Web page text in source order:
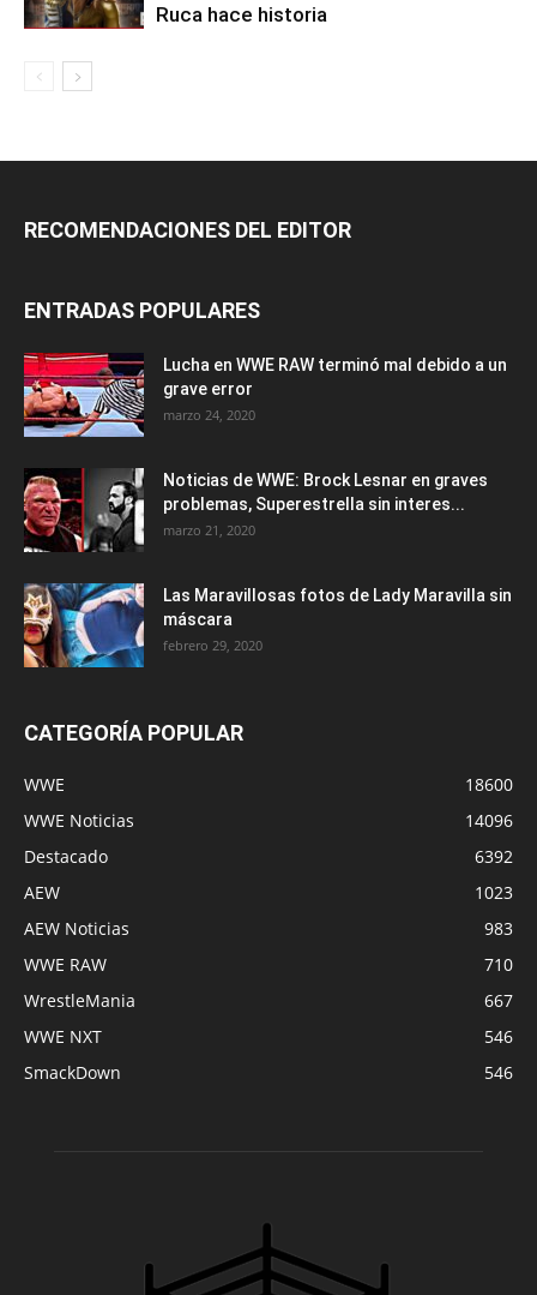
Ruca hace historia
RECOMENDACIONES DEL EDITOR
ENTRADAS POPULARES
Lucha en WWE RAW terminó mal debido a un
grave error
marzo 24, 2020
Noticias de WWE: Brock Lesnar en graves
problemas, Superestrella sin interes...
marzo 21, 2020
Las Maravillosas fotos de Lady Maravilla sin
máscara
febrero 29, 2020
CATEGORÍA POPULAR
WWE
18600
WWE Noticias
14096
Destacado
6392
AEW
1023
AEW Noticias
983
WWE RAW
710
WrestleMania
667
WWE NXT
546
SmackDown
546